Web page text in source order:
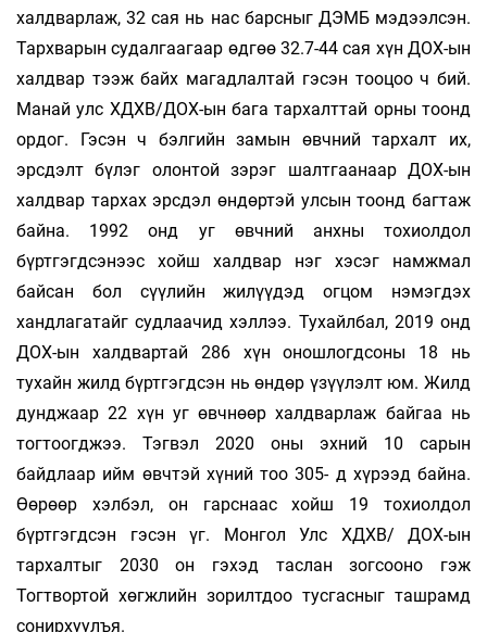
халдварлаж, 32 сая нь нас барсныг ДЭМБ мэдээлсэн.
Тархварын судалгаагаар өдгөө 32.7-44 сая хүн ДОХ-ын
халдвар тээж байх магадлалтай гэсэн тооцоо ч бий.
Манай улс ХДХВ/ДОХ-ын бага тархалттай орны тоонд
ордог. Гэсэн ч бэлгийн замын өвчний тархалт их,
эрсдэлт бүлэг олонтой зэрэг шалтгаанаар ДОХ-ын
халдвар тархах эрсдэл өндөртэй улсын тоонд багтаж
байна. 1992 онд уг өвчний анхны тохиолдол
бүртгэгдсэнээс хойш халдвар нэг хэсэг намжмал
байсан бол сүүлийн жилүүдэд огцом нэмэгдэх
хандлагатайг судлаачид хэллээ. Тухайлбал, 2019 онд
ДОХ-ын халдвартай 286 хүн оношлогдсоны 18 нь
тухайн жилд бүртгэгдсэн нь өндөр үзүүлэлт юм. Жилд
дунджаар 22 хүн уг өвчнөөр халдварлаж байгаа нь
тогтоогджээ. Тэгвэл 2020 оны эхний 10 сарын
байдлаар ийм өвчтэй хүний тоо 305- д хүрээд байна.
Өөрөөр хэлбэл, он гарснаас хойш 19 тохиолдол
бүртгэгдсэн гэсэн үг. Монгол Улс ХДХВ/ ДОХ-ын
тархалтыг 2030 он гэхэд таслан зогсооно гэж
Тогтвортой хөгжлийн зорилтдоо тусгасныг ташрамд
сонирхуулъя.